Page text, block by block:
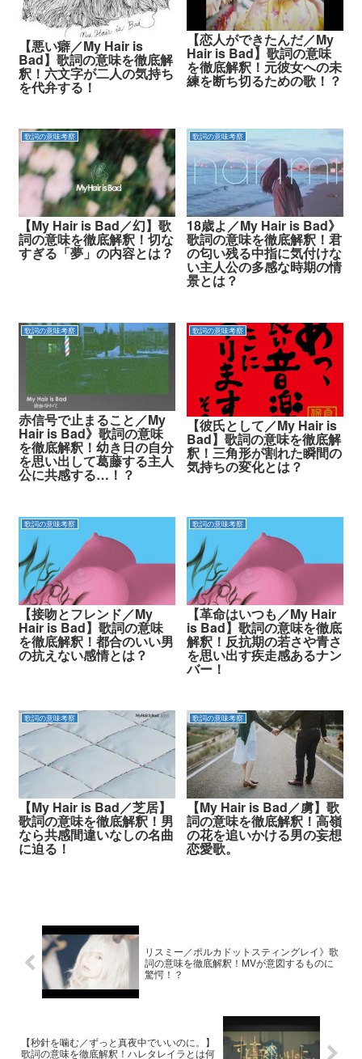
【悪い癖／My Hair is
Bad】歌詞の意味を徹底解
釈！六文字が二人の気持ち
を代弁する！
【恋人ができたんだ／My
Hair is Bad】歌詞の意味
を徹底解釈！元彼女への未
練を断ち切るための歌！？
歌詞の意味考察
【My Hair is Bad／幻】歌
詞の意味を徹底解釈！切な
すぎる「夢」の内容とは？
歌詞の意味考察
18歳よ／My Hair is Bad》
歌詞の意味を徹底解釈！君
の匂い残る中指に気付けな
い主人公の多感な時期の情
景とは？
歌詞の意味考察
赤信号で止まること／My
Hair is Bad》歌詞の意味
を徹底解釈！幼き日の自分
を思い出して葛藤する主人
公に共感する…！？
歌詞の意味考察
【彼氏として／My Hair is
Bad】歌詞の意味を徹底解
釈！三角形が割れた瞬間の
気持ちの変化とは？
歌詞の意味考察
【接吻とフレンド／My
Hair is Bad】歌詞の意味
を徹底解釈！都合のいい男
の抗えない感情とは？
歌詞の意味考察
【革命はいつも／My Hair
is Bad】歌詞の意味を徹底
解釈！反抗期の若さや青さ
を思い出す疾走感あるナン
バー！
歌詞の意味考察
【My Hair is Bad／芝居】
歌詞の意味を徹底解釈！男
なら共感間違いなしの名曲
に迫る！
歌詞の意味考察
【My Hair is Bad／虜】歌
詞の意味を徹底解釈！高嶺
の花を追いかける男の妄想
恋愛歌。
リスミー／ポルカドットスティングレイ》歌
詞の意味を徹底解釈！MVが意図するものに
驚愕！？
【秒針を噛む／ずっと真夜中でいいのに。】
歌詞の意味を徹底解釈！ハレタレイラとは何